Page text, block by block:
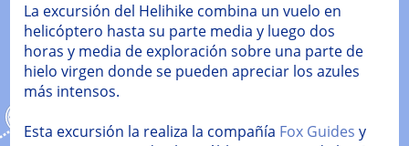
La excursión del Helihike combina un vuelo en
helicóptero hasta su parte media y luego dos
horas y media de exploración sobre una parte de
hielo virgen donde se pueden apreciar los azules
más intensos.
Esta excursión la realiza la compañía Fox Guides y